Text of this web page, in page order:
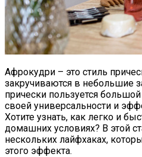
Афрокудри – это стиль
закручиваются в небольшие
прически пользуется
своей универсальности и
Хотите узнать, как легко и
домашних условиях? В этой
нескольких лайфхаках,
этого эффекта.